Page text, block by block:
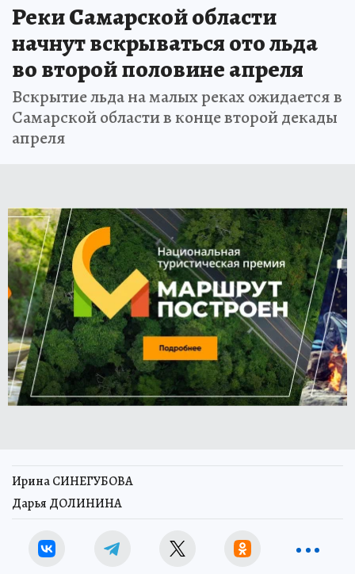
Реки Самарской области
начнут вскрываться ото льда
во второй половине апреля
Вскрытие льда на малых реках ожидается в
Самарской области в конце второй декады
апреля
Ирина СИНЕГУБОВА
Дарья ДОЛИНИНА